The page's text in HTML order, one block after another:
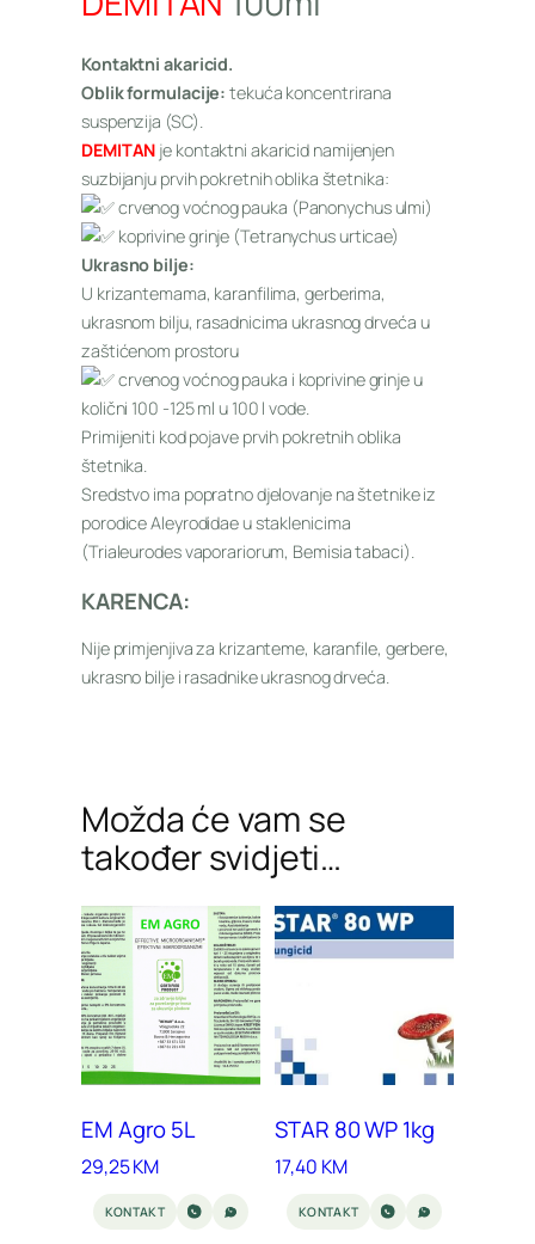
Kontaktni akaricid.
Oblik formulacije: tekuća koncentrirana
suspenzija (SC).
DEMITAN je kontaktni akaricid namijenjen
suzbijanju prvih pokretnih oblika štetnika:
crvenog voćnog pauka (Panonychus ulmi)
koprivine grinje (Tetranychus urticae)
Ukrasno bilje:
U krizantemama, karanfilima, gerberima,
ukrasnom bilju, rasadnicima ukrasnog drveća u
zaštićenom prostoru
crvenog voćnog pauka i koprivine grinje u
količni 100 -125 ml u 100 l vode.
Primijeniti kod pojave prvih pokretnih oblika
štetnika.
Sredstvo ima popratno djelovanje na štetnike iz
porodice Aleyrodidae u staklenicima
(Trialeurodes vaporariorum, Bemisia tabaci).
KARENCA:
Nije primjenjiva za krizanteme, karanfile, gerbere,
ukrasno bilje i rasadnike ukrasnog drveća.
Možda će vam se
također svidjeti…
EM Agro 5L
29,25KM
KONTAKT
STAR 80 WP 1kg
17,40 KM
KONTAKT